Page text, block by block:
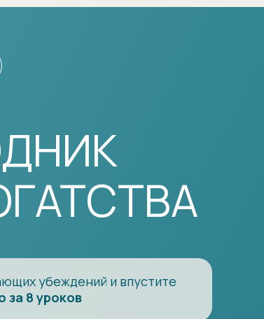
убеждений и впустите
за 8 уроков